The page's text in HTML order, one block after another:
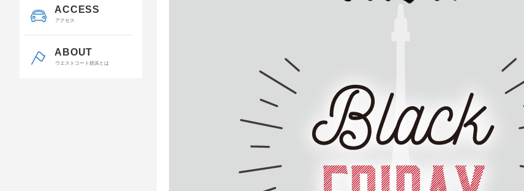
ACCESS
アクセス
ABOUT
ウエストコート姪浜とは